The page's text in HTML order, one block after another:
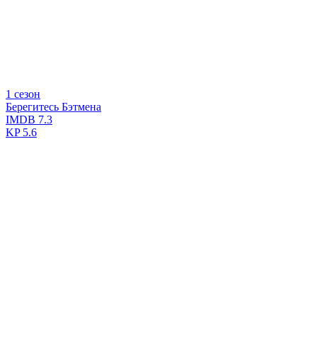
1 сезон
Берегитесь Бэтмена
IMDB 7.3
KP5.6